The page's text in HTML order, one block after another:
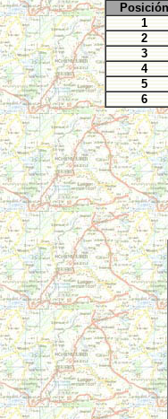
Posición
1
2
3
4
5
6